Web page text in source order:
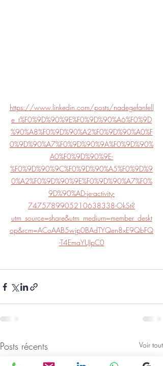
https://www.linkedin.com/posts/nadegefanfell
e_t%F0%9D%90%9E%F0%9D%90%A6%F0%9D
%90%A8%F0%9D%90%A2%F0%9D%90%A0%F
0%9D%90%A7%F0%9D%90%9A%F0%9D%90%
A0%F0%9D%90%9E-
%F0%9D%90%9C%F0%9D%90%A5%F0%9D%9
0%A2%F0%9D%90%9E%F0%9D%90%A7%F0%
9D%90%AD-je-activity-
7475789905210638338-OkSt?
utm_source=share&utm_medium=member_deskt
op&rcm=ACoAAB5wjp0BAdTYQen8xE9QbFQ
-T4EmaYUJpC0
Posts récents Voir tout